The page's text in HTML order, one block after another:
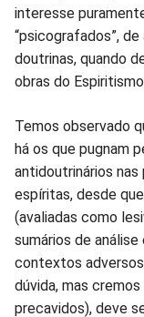
interesse
“psicografados”,
doutrinas, quando
obras do
Temos observado
há os que pugnam
antidoutrinários
espíritas, desde
(avaliadas como
sumários de
contextos
dúvida, mas
precavidos), deve